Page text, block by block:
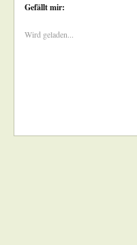
Gefällt mir:
Wird geladen...